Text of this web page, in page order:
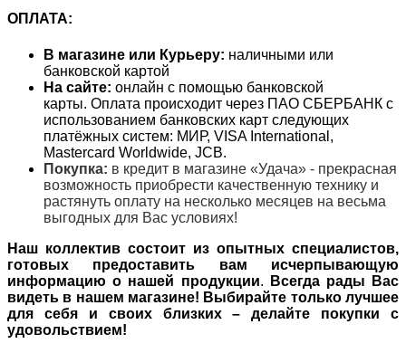
ОПЛАТА:
В магазине или Курьеру: наличными или
банковской картой
На сайте: онлайн с помощью банковской
карты. Оплата происходит через ПАО СБЕРБАНК с
использованием банковских карт следующих
платёжных систем: МИР, VISA International,
Mastercard Worldwide, JCB.
Покупка: в кредит в магазине «Удача» - прекрасная
возможность приобрести качественную технику и
растянуть оплату на несколько месяцев на весьма
выгодных для Вас условиях!
Наш коллектив состоит из опытных специалистов,
готовых предоставить вам исчерпывающую
информацию о нашей продукции.
Всегда рады Вас
видеть в нашем магазине! Выбирайте только лучшее
для себя и своих близких – делайте покупки с
удовольствием!